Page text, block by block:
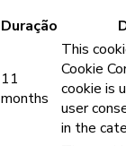
Duração
11
months
This
Cookie
cookie is
user
in the